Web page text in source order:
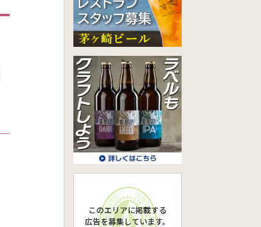
このエリアに掲載する
広告を募集しています。